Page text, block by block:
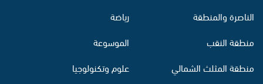
الناصرة والمنطقة
منطقة النقب
منطقة المثلث الشمالي
رياضة
الموسوعة
علوم وتكنولوجيا